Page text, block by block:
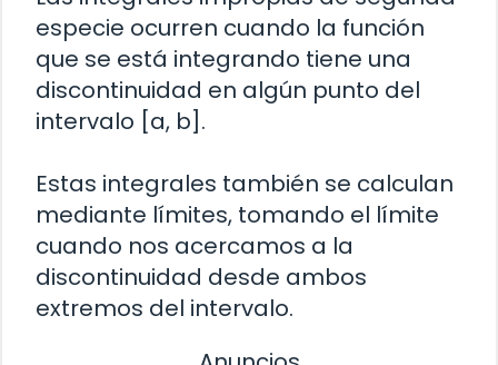
especie ocurren cuando la función
que se está integrando tiene una
discontinuidad en algún punto del
intervalo [a, b].
Estas integrales también se calculan
mediante límites, tomando el límite
cuando nos acercamos a la
discontinuidad desde ambos
extremos del intervalo.